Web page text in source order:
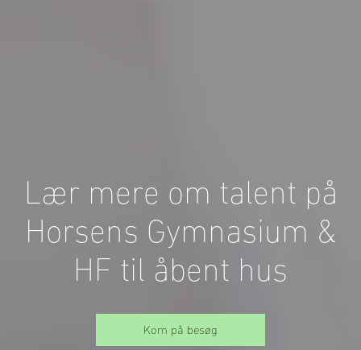
Lær mere om talent på
Horsens Gymnasium &
HF til åbent hus
Kom på besøg